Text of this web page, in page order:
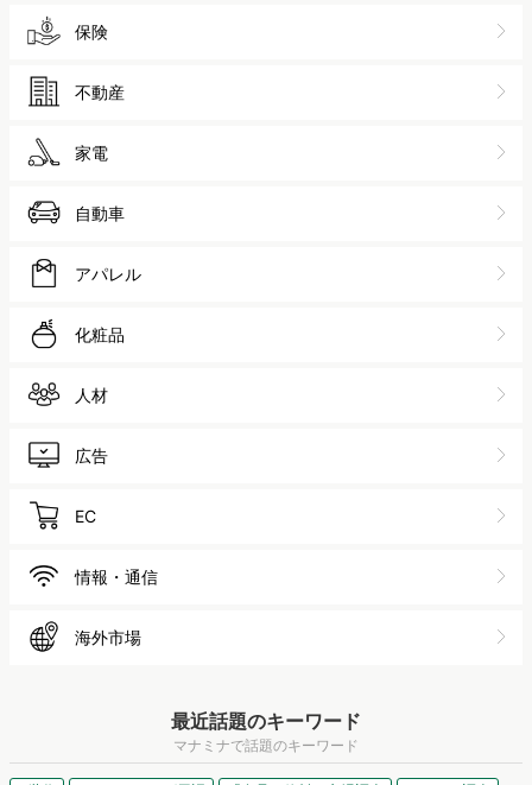
保険
不動産
家電
自動車
アパレル
化粧品
人材
広告
EC
情報・通信
海外市場
最近話題のキーワード
マナミナで話題のキーワード